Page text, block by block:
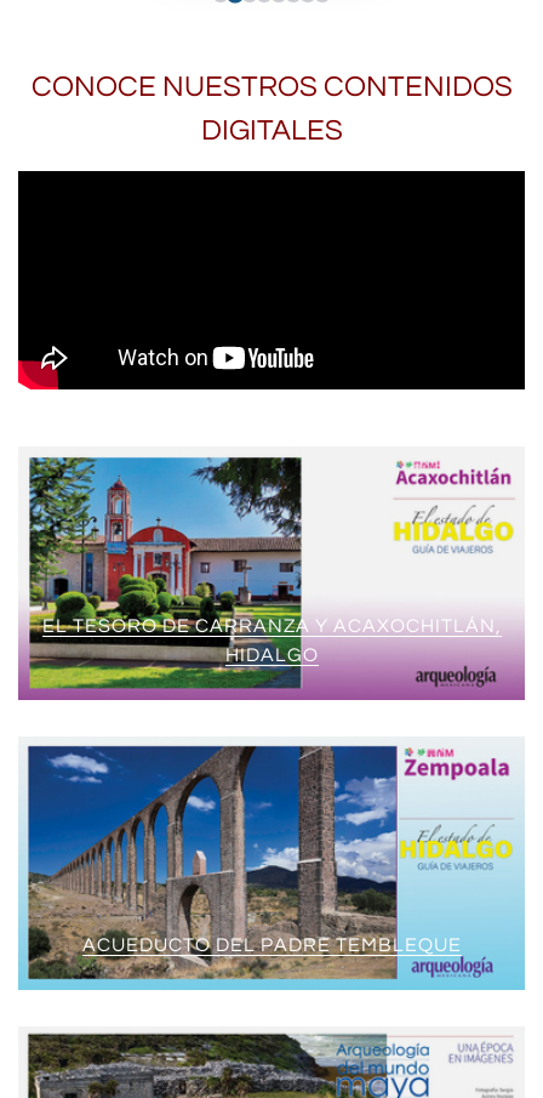
CONOCE NUESTROS CONTENIDOS
DIGITALES
EL TESORO DE CARRANZA Y ACAXOCHITLÁN,
HIDALGO
ACUEDUCTO DEL PADRE TEMBLEQUE